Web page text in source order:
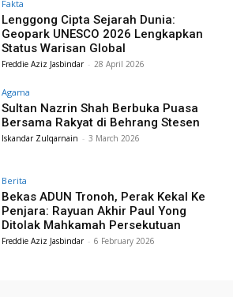
Fakta
Lenggong Cipta Sejarah Dunia:
Geopark UNESCO 2026 Lengkapkan
Status Warisan Global
Freddie Aziz Jasbindar - 28 April 2026
Agama
Sultan Nazrin Shah Berbuka Puasa
Bersama Rakyat di Behrang Stesen
Iskandar Zulqarnain - 3 March 2026
Berita
Bekas ADUN Tronoh, Perak Kekal Ke
Penjara: Rayuan Akhir Paul Yong
Ditolak Mahkamah Persekutuan
Freddie Aziz Jasbindar - 6 February 2026